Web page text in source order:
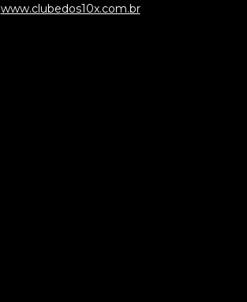
www.clubedos10x.com.br